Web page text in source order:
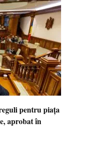
pentru piața
aprobat în